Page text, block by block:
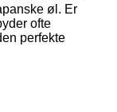
øl. Er
ofte
perfekte